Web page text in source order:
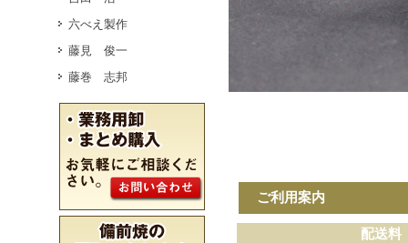
六べえ製作
藤見 俊一
藤巻 志邦
ご利用案内
配送料